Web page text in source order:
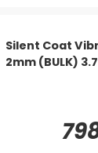
Silent Coat
2mm (BULK)